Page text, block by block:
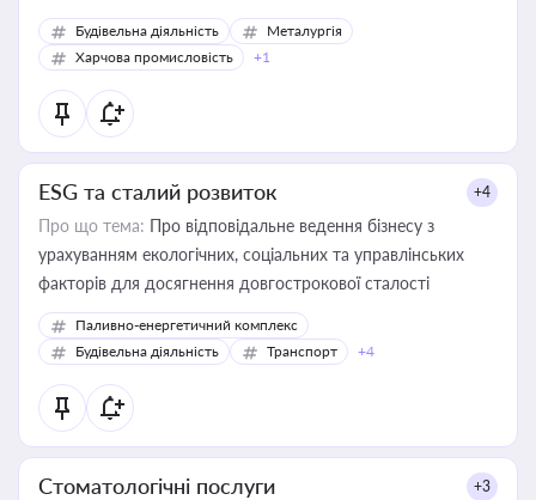
Будівельна діяльність
Металургія
Харчова промисловість
+1
ESG та сталий розвиток +4
Про що тема: Про відповідальне ведення бізнесу з
урахуванням екологічних, соціальних та управлінських
факторів для досягнення довгострокової сталості
Паливно-енергетичний комплекс
Будівельна діяльність
Транспорт +4
Стоматологічні послуги +3